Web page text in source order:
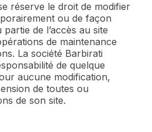
réserve le droit de modifier
ou de façon
de l’accès au site
de maintenance
La société Barbirati
de quelque
aucune modification,
de toutes ou
de son site.